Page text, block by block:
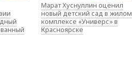
Марат Хуснуллин оценил
новый детский сад в жилом
комплексе «Универс» в
Красноярске